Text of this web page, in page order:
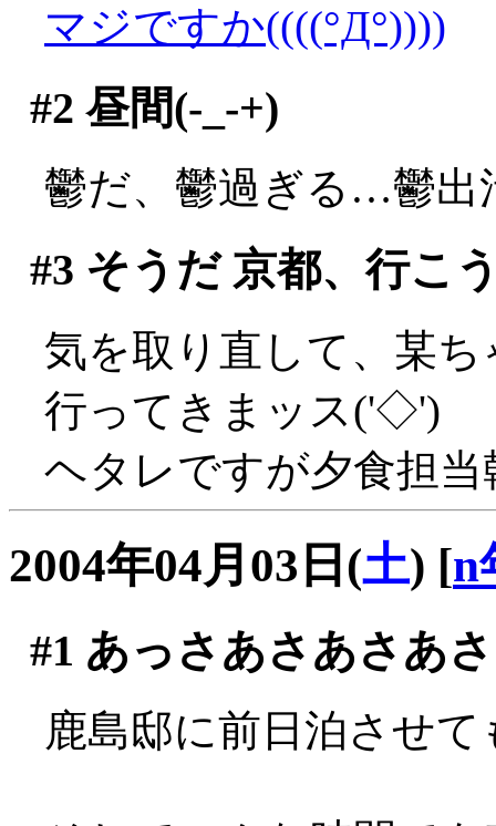
マジですか((((°Д°))))
#2 昼間(-_-+)
鬱だ、鬱過ぎる…鬱
#3 そうだ 京都、行こ
気を取り直して、某
行ってきまッス('◇')ゞ
ヘタレですが夕食担
2004年04月03日(土) [n
#1 あっさあさあさあ
鹿島邸に前日泊させ